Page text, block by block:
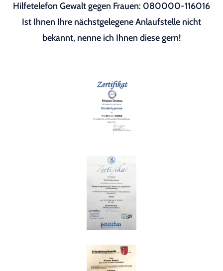
Hilfetelefon Gewalt gegen Frauen: 080000-116016
Ist Ihnen Ihre nächstgelegene Anlaufstelle nicht
bekannt, nenne ich Ihnen diese gern!